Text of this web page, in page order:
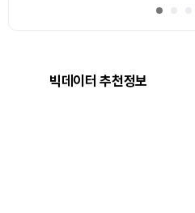
빅데이터 추천정보